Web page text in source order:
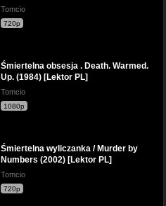
Tomcio
720p
Śmiertelna obsesja . Death. Warmed.
Up. (1984) [Lektor PL]
Tomcio
1080p
Śmiertelna wyliczanka / Murder by
Numbers (2002) [Lektor PL]
Tomcio
720p